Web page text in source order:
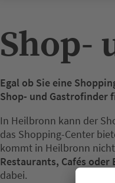
Shop-
Egal ob Sie eine
Shop- und Gastrofinder
In Heilbronn kann der
das Shopping-Center
kommt in Heilbronn
Restaurants, Cafés oder
dabei.